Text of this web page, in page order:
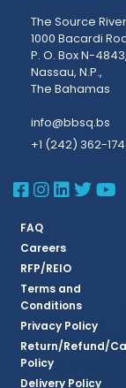
The Source
1000 Bacardi
P. O. Box N-4843,
Nassau, N.P.,
The Bahamas
info@bbsq.bs
+1 (242) 362-
BBSQ
BBSQ
FAQ
Careers
RFP/REIO
Terms and
Conditions
Privacy Policy
Return/Refund/
Policy
Delivery Policy